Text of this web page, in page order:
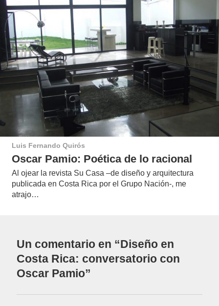
Luis Fernando Quirós
Oscar Pamio: Poética de lo racional
Al ojear la revista Su Casa –de diseño y arquitectura
publicada en Costa Rica por el Grupo Nación-, me
atrajo…
Un comentario en “Diseño en
Costa Rica: conversatorio con
Oscar Pamio”